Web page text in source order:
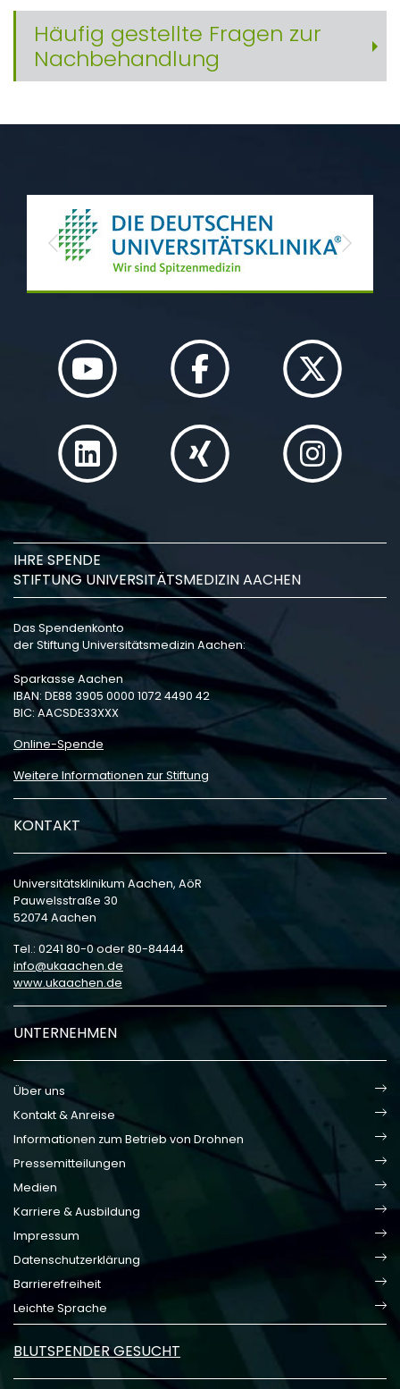
Häufig gestellte Fragen zur
Nachbehandlung
Previous Next
IHRE SPENDE
STIFTUNG UNIVERSITÄTSMEDIZIN AACHEN
Das Spendenkonto
der Stiftung Universitätsmedizin Aachen:
Sparkasse Aachen
IBAN: DE88 3905 0000 1072 4490 42
BIC: AACSDE33XXX
Online-Spende
Weitere Informationen zur Stiftung
KONTAKT
Universitätsklinikum Aachen, AöR
Pauwelsstraße 30
52074 Aachen
Tel.: 0241 80-0 oder 80-84444
info
ukaachen de
www.ukaachen.de
UNTERNEHMEN
Über uns
Kontakt & Anreise
Informationen zum Betrieb von Drohnen
Pressemitteilungen
Medien
Karriere & Ausbildung
Impressum
Datenschutzerklärung
Barrierefreiheit
Leichte Sprache
BLUTSPENDER GESUCHT